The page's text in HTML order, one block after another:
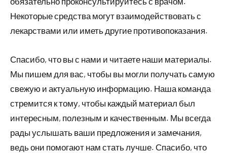
Некоторые средства могут взаимодействовать с
лекарствами или иметь другие противопоказания.
Спасибо, что вы с нами и читаете наши материалы.
Мы пишем для вас, чтобы вы могли получать самую
свежую и актуальную информацию. Наша команда
стремится к тому, чтобы каждый материал был
интересным, полезным и качественным. Мы всегда
рады услышать ваши предложения и замечания,
ведь они помогают нам стать лучше. Спасибо, что